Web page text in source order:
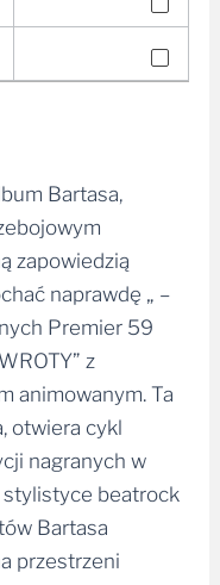
Bartasa,
zapowiedzią
naprawdę „ –
Premier 59
z
animowanym. Ta
otwiera cykl
nagranych w
beatrock
Bartasa
przestrzeni